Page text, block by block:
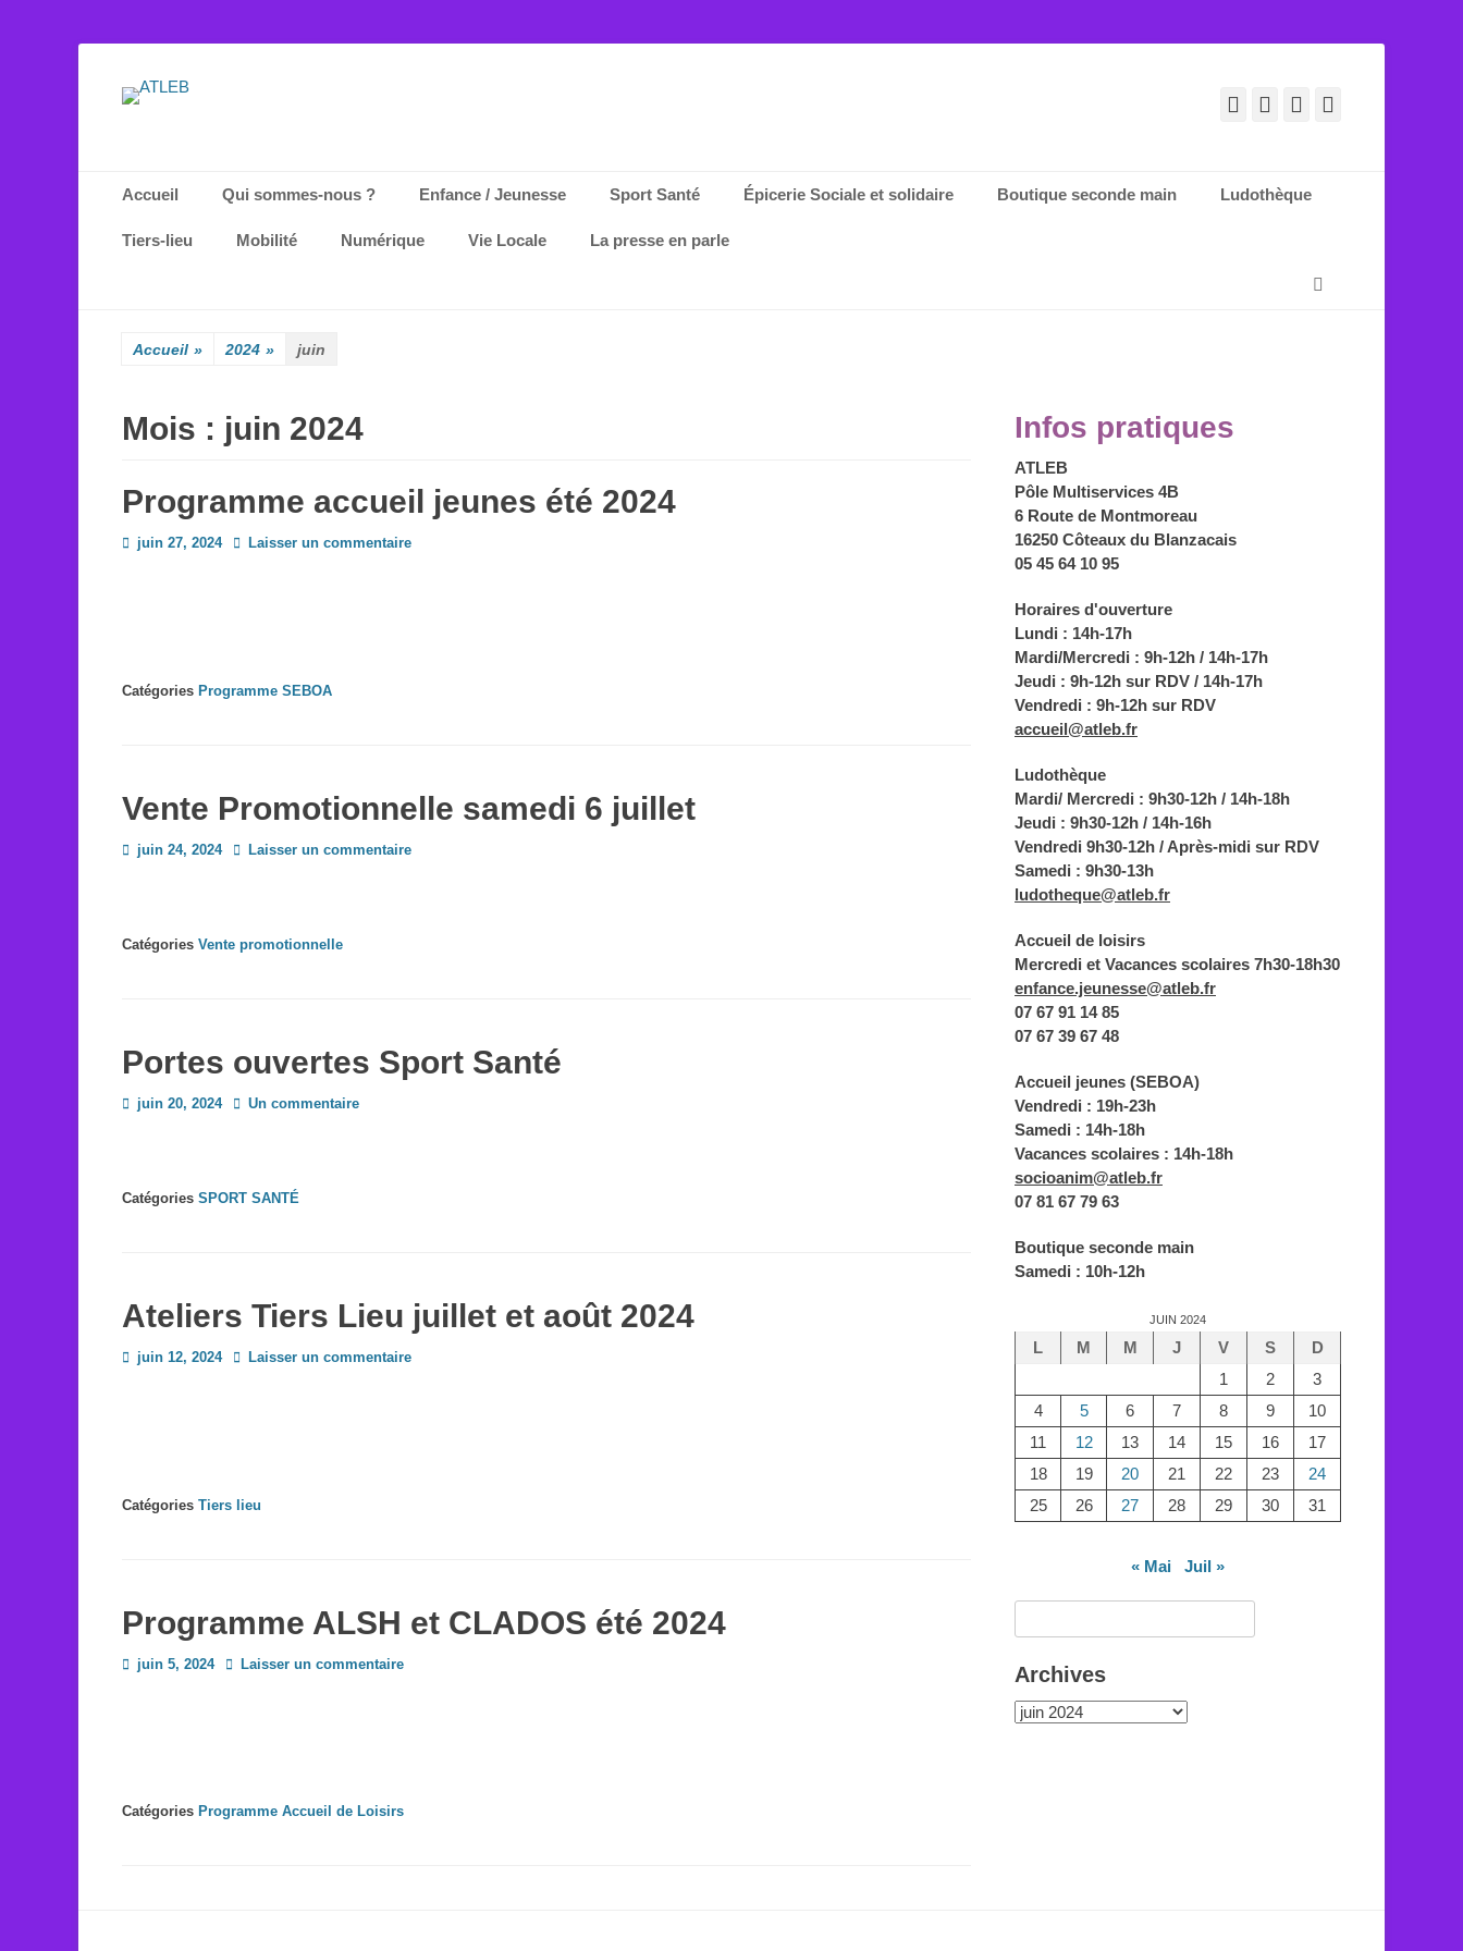
ATLEB FacebookYouTube
Menu principal
contenu
Accueil Qui sommes-nous ? Enfance / Jeunesse Sport Santé Épicerie Sociale et solidaire Boutique seconde main Ludothèque
Tiers-lieu Mobilité Numérique Vie Locale
La presse en parle
Accueil » 2024 » juin
Mois : juin 2024
Programme accueil jeunes été 2024
Posted
juin 27, 2024 Laisser un commentaire
Catégories Programme SEBOA
Vente Promotionnelle samedi 6 juillet
Posted
juin 24, 2024 Laisser un commentaire
Catégories Vente promotionnelle
Portes ouvertes Sport Santé
Posted
juin 20, 2024 Un commentaire
Catégories SPORT SANTÉ
Ateliers Tiers Lieu juillet et août 2024
Posted
juin 12, 2024 Laisser un commentaire
Catégories Tiers lieu
Programme ALSH et CLADOS été 2024
Posted
juin 5, 2024 Laisser un commentaire
Catégories Programme Accueil de Loisirs
Infos pratiques
ATLEB
Pôle Multiservices 4B
6 Route de Montmoreau
16250 Côteaux du Blanzacais
05 45 64 10 95
Horaires d'ouverture
Lundi : 14h-17h
Mardi/Mercredi : 9h-12h / 14h-17h
Jeudi : 9h-12h sur RDV / 14h-17h
Vendredi : 9h-12h sur RDV
accueil@atleb.fr
Ludothèque
Mardi/ Mercredi : 9h30-12h / 14h-18h
Jeudi : 9h30-12h / 14h-16h
Vendredi 9h30-12h / Après-midi sur RDV
Samedi : 9h30-13h
ludotheque@atleb.fr
Accueil de loisirs
Mercredi et Vacances scolaires 7h30-18h30
enfance.jeunesse@atleb.fr
07 67 91 14 85
07 67 39 67 48
Accueil jeunes (SEBOA)
Vendredi : 19h-23h
Samedi : 14h-18h
Vacances scolaires : 14h-18h
socioanim@atleb.fr
07 81 67 79 63
Boutique seconde main
Samedi : 10h-12h
JUIN 2024
L M M J V S
D
1
2
3
4
5 6 7 8 9
10
11
12 13 14 15 16
17
18
19 20 21 22 23
24
25
26 27 28 29 30 31
« Mai Juil »
Archives
Archives